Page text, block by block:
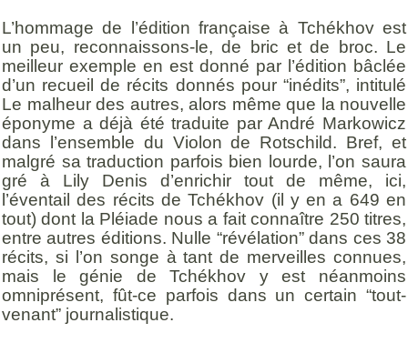
L’hommage de l’édition française à Tchékhov est
un peu, reconnaissons-le, de bric et de broc. Le
meilleur exemple en est donné par l’édition bâclée
d’un recueil de récits donnés pour “inédits”, intitulé
Le malheur des autres, alors même que la nouvelle
éponyme a déjà été traduite par André Markowicz
dans l’ensemble du Violon de Rotschild. Bref, et
malgré sa traduction parfois bien lourde, l’on saura
gré à Lily Denis d’enrichir tout de même, ici,
l’éventail des récits de Tchékhov (il y en a 649 en
tout) dont la Pléiade nous a fait connaître 250 titres,
entre autres éditions. Nulle “révélation” dans ces 38
récits, si l’on songe à tant de merveilles connues,
mais le génie de Tchékhov y est néanmoins
omniprésent, fût-ce parfois dans un certain “tout-
venant” journalistique.